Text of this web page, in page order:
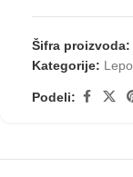
Šifra proizvoda:
Kategorije:
Podeli: